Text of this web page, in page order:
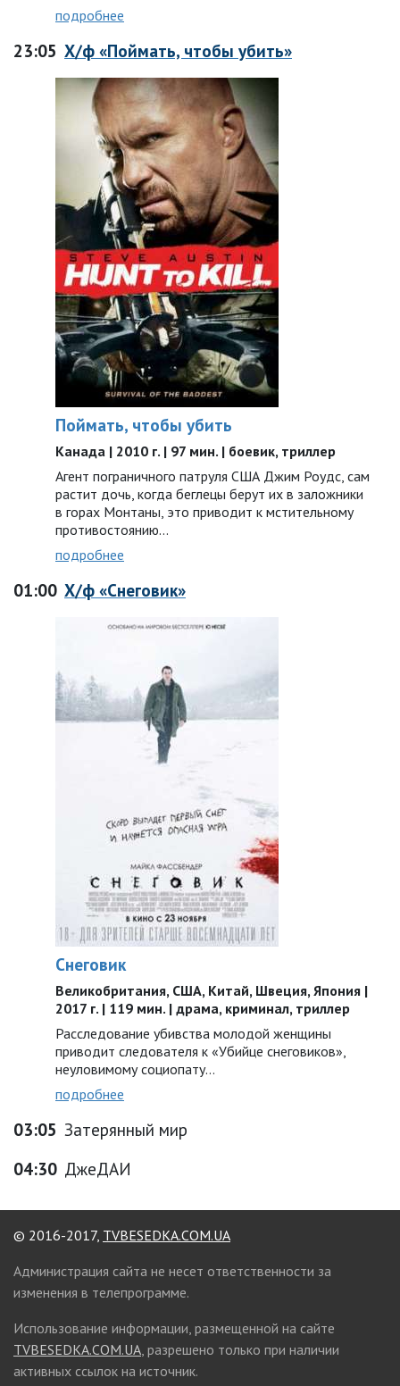
подробнее
23:05 Х/ф «Поймать, чтобы убить»
Поймать, чтобы убить
Канада | 2010 г. | 97 мин. | боевик, триллер
Агент пограничного патруля США Джим Роудс, сам
растит дочь, когда беглецы берут их в заложники
в горах Монтаны, это приводит к мстительному
противостоянию...
подробнее
01:00 Х/ф «Снеговик»
Снеговик
Великобритания, США, Китай, Швеция, Япония |
2017 г. | 119 мин. | драма, криминал, триллер
Расследование убивства молодой женщины
приводит следователя к «Убийце снеговиков»,
неуловимому социопату…
подробнее
03:05 Затерянный мир
04:30 ДжеДАИ
© 2016-2017, TVBESEDKA.COM.UA
Администрация сайта не несет ответственности за
изменения в телепрограмме.
Использование информации, размещенной на сайте
TVBESEDKA.COM.UA, разрешено только при наличии
активных ссылок на источник.